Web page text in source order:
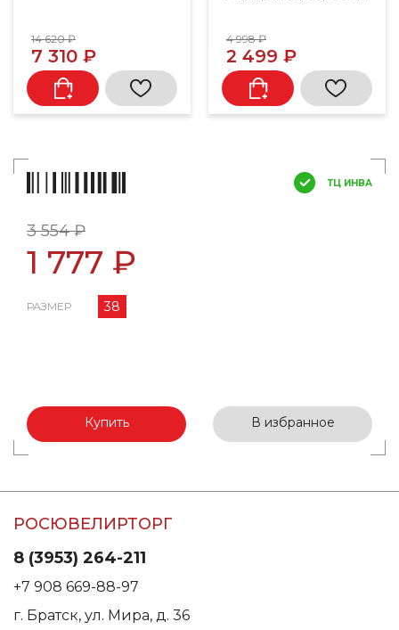
14 620 ₽
7 310 ₽
4 998 ₽
2 499 ₽
ТЦ ИНВА
3 554 ₽
1 777 ₽
РАЗМЕР 38
Купить В избранное
РОСЮВЕЛИРТОРГ
8 (3953) 264-211
+7 908 669-88-97
г. Братск, ул. Мира, д. 36